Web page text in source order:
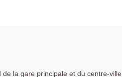
la gare principale et du centre-ville